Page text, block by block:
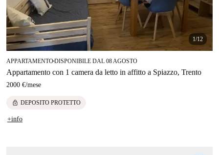
1/12
APPARTAMENTO■DISPONIBILE DAL 08 AGOSTO
Appartamento con 1 camera da letto in affitto a Spiazzo, Trento
2000 €/mese
lock DEPOSITO PROTETTO
+info